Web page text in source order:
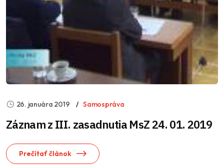
26. januára 2019 Samospráva
Záznam z III. zasadnutia MsZ 24. 01. 2019
Prečítať článok